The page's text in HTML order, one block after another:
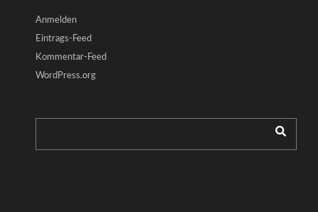
Anmelden
Eintrags-Feed
Kommentar-Feed
WordPress.org